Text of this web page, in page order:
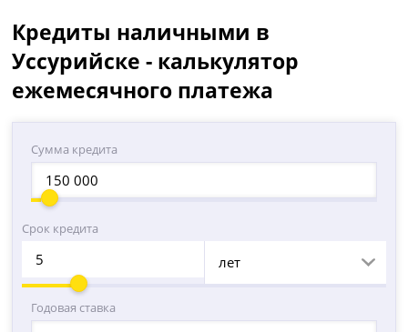
Кредиты наличными в
Уссурийске - калькулятор
ежемесячного платежа
Сумма кредита
Срок кредита
лет
Годовая ставка